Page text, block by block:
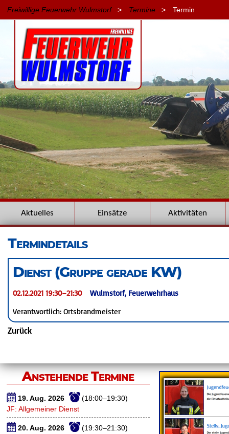
Freiwillige Feuerwehr Wulmstorf> Termine > Termin
NavigationAktuelles Einsätze Aktivitäten
Termindetails
Dienst (Gruppe gerade KW)
02.12.2021 19:30–21:30
Wulmstorf, Feuerwehrhaus
Verantwortlich: Ortsbrandmeister
Zurück
Anstehende Termine
19. Aug. 2026
(18:00–19:30)
JF: Allgemeiner Dienst
20. Aug. 2026
(19:30–21:30)